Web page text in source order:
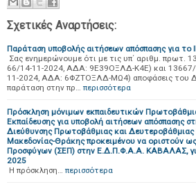
Σχετικές Αναρτήσεις:
Παράταση υποβολής αιτήσεων απόσπασης για το
Σας ενημερώνουμε ότι με τις υπ΄ αριθμ. πρωτ.
66/14-11-2024, ΑΔΑ: 9Ε39ΟΞΛΔ-Κ4Ε) και
11-2024, ΑΔΑ: 6ΦΖΤΟΞΛΔ-ΜΩ4) αποφάσεις του
παράταση στην πρ… περισσότερα
Πρόσκληση μόνιμων εκπαιδευτικών
Εκπαίδευσης για υποβολή αιτήσεων απόσπασης
Διεύθυνσης Πρωτοβάθμιας και Δευτεροβάθμιας
Μακεδονίας-Θράκης προκειμένου να οριστούν
Προσφύγων (ΣΕΠ) στην Ε.Δ.Π.Φ.Α.Α. ΚΑΒΑΛΑΣ,
2025
Η πρόσκληση… περισσότερα